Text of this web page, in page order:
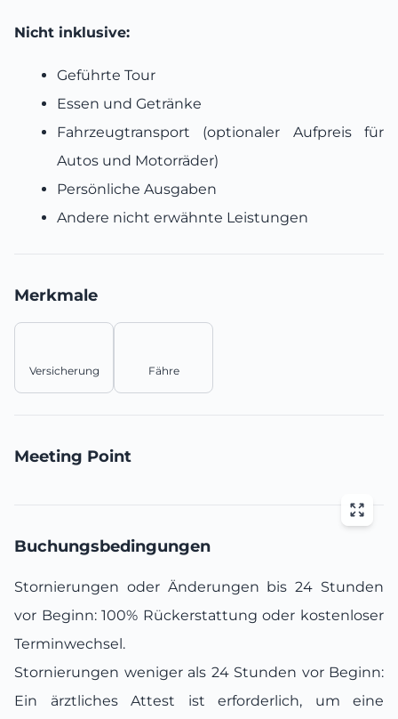
Nicht inklusive:
Geführte Tour
Essen und Getränke
Fahrzeugtransport (optionaler Aufpreis für
Autos und Motorräder)
Persönliche Ausgaben
Andere nicht erwähnte Leistungen
Merkmale
Versicherung Fähre
Meeting Point
Buchungsbedingungen
Stornierungen oder Änderungen bis 24 Stunden
vor Beginn: 100% Rückerstattung oder kostenloser
Terminwechsel.
Stornierungen weniger als 24 Stunden vor Beginn:
Ein ärztliches Attest ist erforderlich, um eine